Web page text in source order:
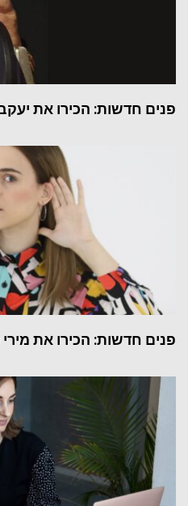
פנים חדשות: הכירו את יעקב
פנים חדשות: הכירו את מירי